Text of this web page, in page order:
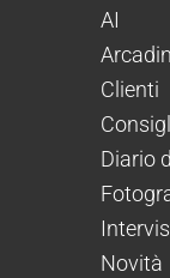
AI
Clienti
Diario
Novità